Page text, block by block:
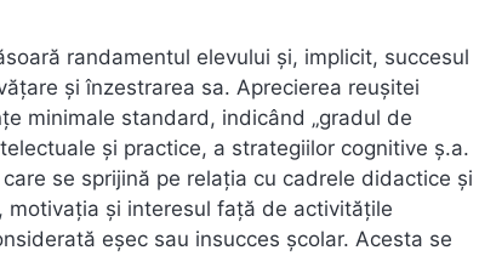
randamentul elevului și, implicit, succesul
și înzestrarea sa. Aprecierea reușitei
minimale standard, indicând „gradul de
și practice, a strategiilor cognitive ș.a.
se sprijină pe relația cu cadrele didactice și
și interesul față de activitățile
eșec sau insucces școlar. Acesta se